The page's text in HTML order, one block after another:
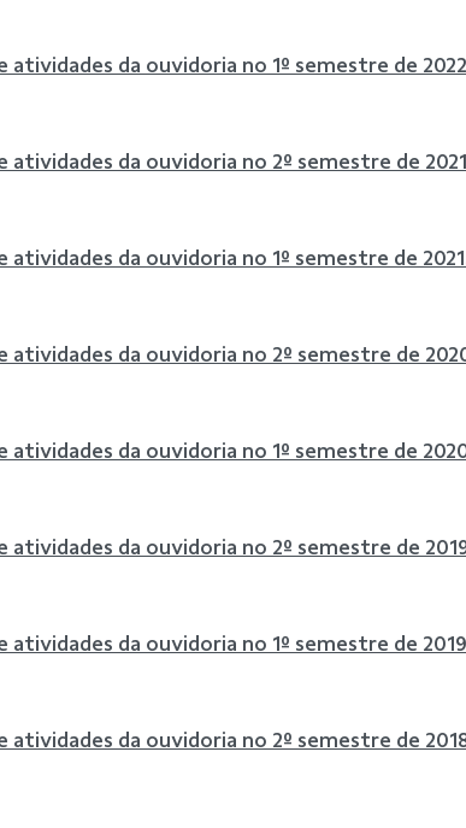
atividades da ouvidoria no 1º semestre de
atividades da ouvidoria no 2º semestre de
atividades da ouvidoria no 1º semestre de
atividades da ouvidoria no 2º semestre de
atividades da ouvidoria no 1º semestre de
atividades da ouvidoria no 2º semestre de
atividades da ouvidoria no 1º semestre de
atividades da ouvidoria no 2º semestre de